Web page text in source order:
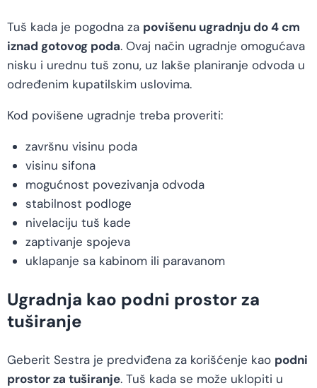
Tuš kada je pogodna za povišenu ugradnju do 4 cm
iznad gotovog poda. Ovaj način ugradnje omogućava
nisku i urednu tuš zonu, uz lakše planiranje odvoda u
određenim kupatilskim uslovima.
Kod povišene ugradnje treba proveriti:
završnu visinu poda
visinu sifona
mogućnost povezivanja odvoda
stabilnost podloge
nivelaciju tuš kade
zaptivanje spojeva
uklapanje sa kabinom ili paravanom
Ugradnja kao podni prostor za
tuširanje
Geberit Sestra je predviđena za korišćenje kao podni
prostor za tuširanje. Tuš kada se može uklopiti u